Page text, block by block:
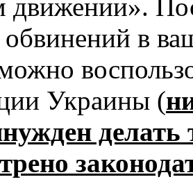
в
Украины (
делать